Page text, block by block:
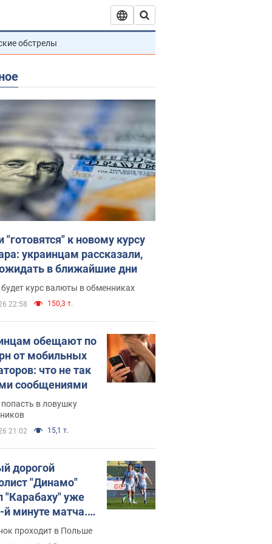
обстрелы
"готовятся" к новому курсу
украинцам рассказали,
в ближайшие дни
курс валюты в обменниках
22:58 150,3 т.
обещают по
от мобильных
что не так
сообщениями
попасть в ловушку
21:02 15,1 т.
дорогой
"Динамо"
"Карабаху" уже
й минуте матча.
проходит в Польше